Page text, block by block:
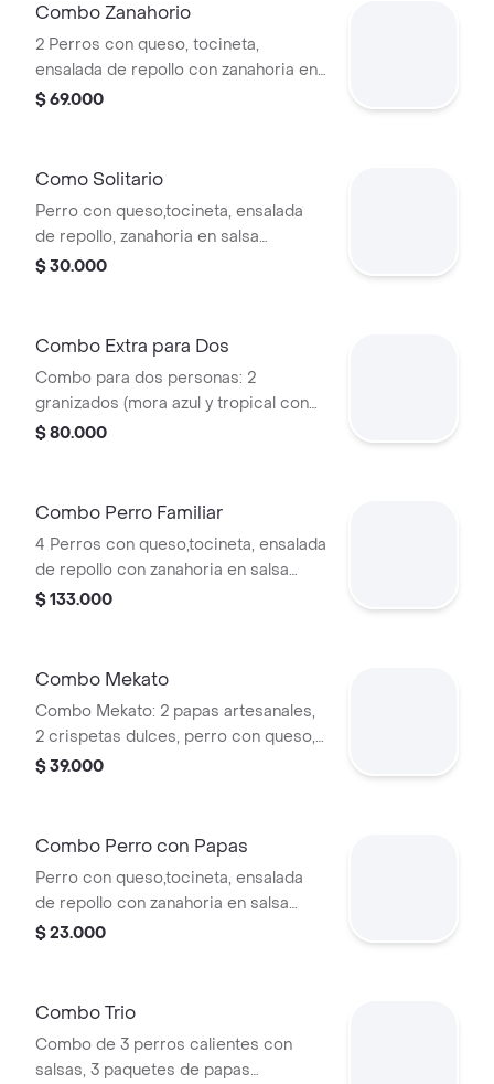
Combo Zanahorio
2 Perros con queso, tocineta,
ensalada de repollo con zanahoria en
salsa blanca, 2 paquetes de papa
maracumango 12 onz sin alcohol.
$ 69.000
Como Solitario
Perro con queso,tocineta, ensalada
de repollo, zanahoria en salsa
blancacon, paquete de papas
$ 30.000
Combo Extra para Dos
Combo para dos personas: 2
granizados (mora azul y tropical con
whisky, vodka) de 12 oz, 2 perros de
elegir y 2 paquetes de papa artesanal.
$ 80.000
Combo Perro Familiar
4 Perros con queso,tocineta, ensalada
de repollo con zanahoria en salsa
blanca, salsas a elegir, 4 paquetes de
maracumango sin alcohol 12 oz
$ 133.000
Combo Mekato
Combo Mekato: 2 papas artesanales,
2 crispetas dulces, perro con queso,
tocineta, ensalada de repollo y
$ 39.000
Combo Perro con Papas
Perro con queso,tocineta, ensalada
de repollo con zanahoria en salsa
blanca, salsas a elegir y paquete de
$ 23.000
Combo Trio
Combo de 3 perros calientes con
salsas, 3 paquetes de papas